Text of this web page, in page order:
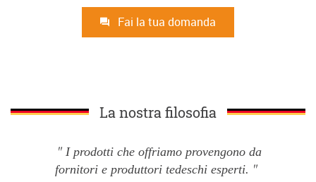
Fai la tua domanda
La nostra filosofia
I prodotti che offriamo provengono da
fornitori e produttori tedeschi esperti.